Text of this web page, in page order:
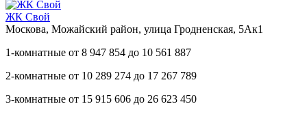
ЖК Свой
Москова, Можайский район, улица Гродненская, 5Ак1
1-комнатные от 8 947 854 до 10 561 887
2-комнатные от 10 289 274 до 17 267 789
3-комнатные от 15 915 606 до 26 623 450